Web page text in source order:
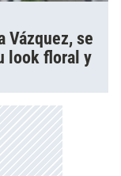
Vázquez, se
look floral y